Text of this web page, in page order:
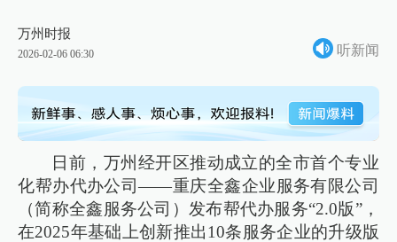
万州时报
2026-02-06 06:30 听新闻
日前，万州经开区推动成立的全市首个专业
化帮办代办公司——重庆全鑫企业服务有限公司
（简称全鑫服务公司）发布帮代办服务“2.0版”，
在2025年基础上创新推出10条服务企业的升级版